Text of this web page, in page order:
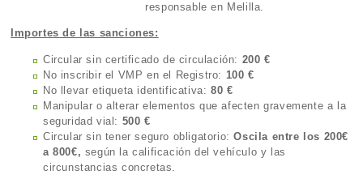
responsable en Melilla.
Importes de las sanciones:
Circular sin certificado de circulación: 200 €
No inscribir el VMP en el Registro: 100 €
No llevar etiqueta identificativa:80 €
Manipular o alterar elementos que afecten gravemente a la
seguridad vial: 500 €
Circular sin tener seguro obligatorio:Oscila entre los 200€
a 800€, según la calificación del vehículo y las
circunstancias concretas.